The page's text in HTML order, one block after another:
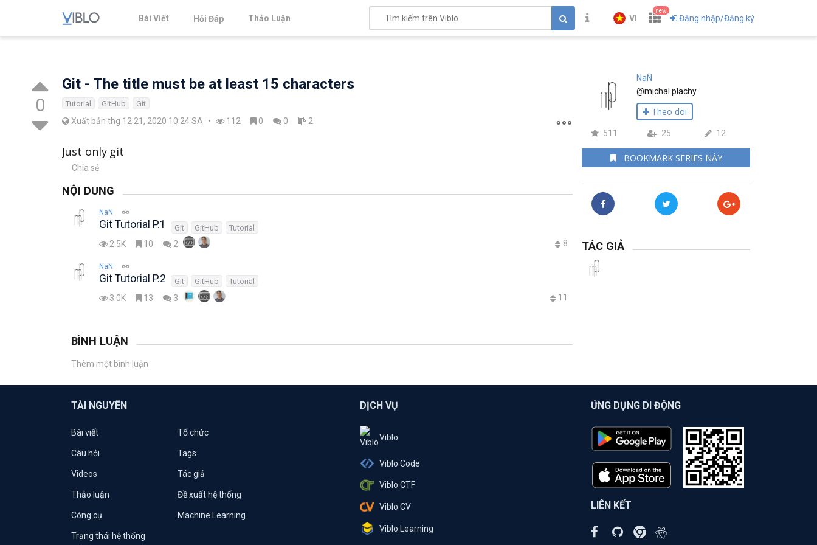
Bài Viết Hỏi Đáp Thảo Luận VI
new
Đăng nhập/Đăng ký
0
Git - The title must be at least 15 characters
Tutorial GitHub Git
Xuất bản thg 12 21, 2020 10:24 SA • 112 0 0 2
Just only git
Chia sẻ
NỘI DUNG
NaN
Git Tutorial P.1 Git GitHub Tutorial
2.5K 10 2 8
NaN
Git Tutorial P.2 Git GitHub Tutorial
3.0K 13 3 11
NaN
@michal.plachy
Theo dõi
511 25 12
BOOKMARK SERIES NÀY
TÁC GIẢ
BÌNH LUẬN
Thêm một bình luận
TÀI NGUYÊN
Bài viết Tổ chức
Câu hỏi Tags
Videos Tác giả
Thảo luận Đề xuất hệ thống
Công cụ Machine Learning
Trạng thái hệ thống
DỊCH VỤ
Viblo
Viblo Code
Viblo CTF
Viblo CV
Viblo Learning
ỨNG DỤNG DI ĐỘNG
LIÊN KẾT